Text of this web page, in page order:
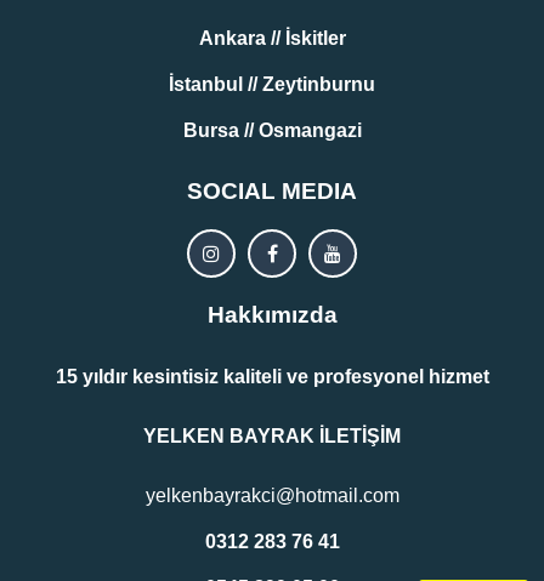
Ankara // İskitler
İstanbul // Zeytinburnu
Bursa // Osmangazi
SOCIAL MEDIA
Hakkımızda
15 yıldır kesintisiz kaliteli ve profesyonel hizmet
YELKEN BAYRAK İLETİŞİM
yelkenbayrakci@hotmail.com
0312 283 76 41